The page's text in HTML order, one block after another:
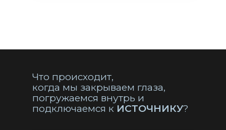
Что происходит,
когда мы закрываем глаза,
погружаемся внутрь и
подключаемся к ИСТОЧНИКУ?